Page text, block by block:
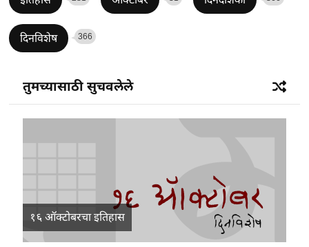
दिनविशेष 366
तुमच्यासाठी सुचवलेले
१६ ऑक्टोबरचा इतिहास